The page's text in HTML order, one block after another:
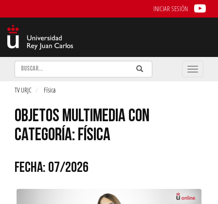
INICIAR SESIÓN
Buscar Enviar
Buscar
Toggle
TV URJC Física
OBJETOS MULTIMEDIA CON
CATEGORÍA: FÍSICA
FECHA: 07/2026